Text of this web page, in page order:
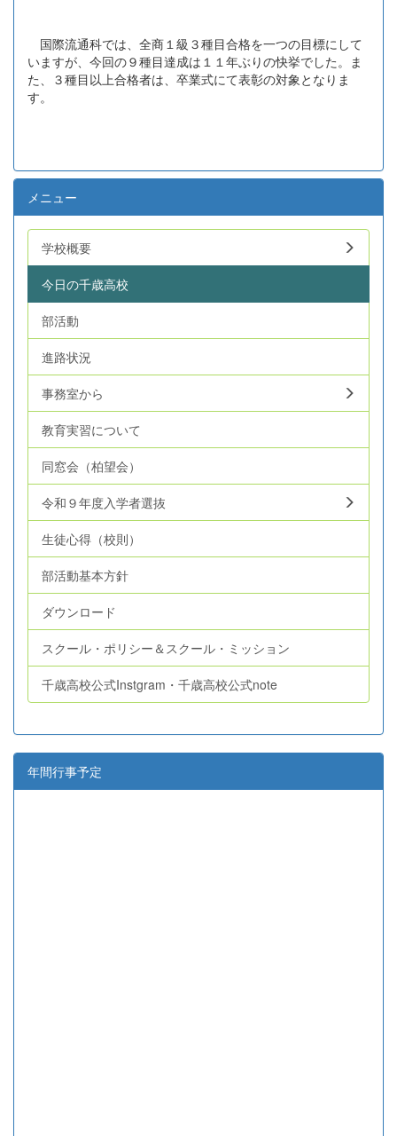
国際流通科では、全商１級３種目合格を一つの目標にして
いますが、今回の９種目達成は１１年ぶりの快挙でした。ま
た、３種目以上合格者は、卒業式にて表彰の対象となりま
す。
メニュー
学校概要
今日の千歳高校
部活動
進路状況
事務室から
教育実習について
同窓会（柏望会）
令和９年度入学者選抜
生徒心得（校則）
部活動基本方針
ダウンロード
スクール・ポリシー＆スクール・ミッション
千歳高校公式Instgram・千歳高校公式note
年間行事予定